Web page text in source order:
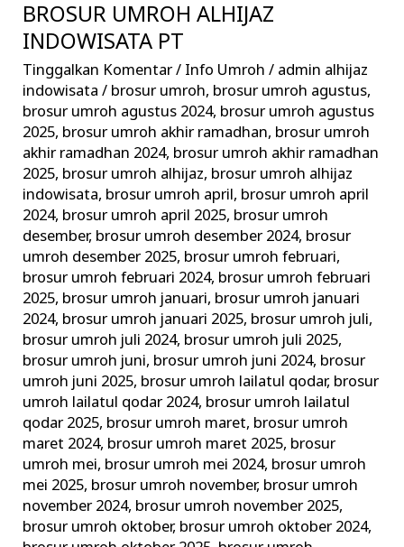
BROSUR UMROH ALHIJAZ
INDOWISATA PT
Tinggalkan Komentar/ Info Umroh / admin alhijaz
indowisata/ brosur umroh, brosur umroh agustus,
brosur umroh agustus 2024, brosur umroh agustus
2025, brosur umroh akhir ramadhan, brosur umroh
akhir ramadhan 2024, brosur umroh akhir ramadhan
2025, brosur umroh alhijaz, brosur umroh alhijaz
indowisata, brosur umroh april, brosur umroh april
2024, brosur umroh april 2025, brosur umroh
desember, brosur umroh desember 2024, brosur
umroh desember 2025, brosur umroh februari,
brosur umroh februari 2024, brosur umroh februari
2025, brosur umroh januari, brosur umroh januari
2024, brosur umroh januari 2025, brosur umroh juli,
brosur umroh juli 2024, brosur umroh juli 2025,
brosur umroh juni, brosur umroh juni 2024, brosur
umroh juni 2025, brosur umroh lailatul qodar, brosur
umroh lailatul qodar 2024, brosur umroh lailatul
qodar 2025, brosur umroh maret, brosur umroh
maret 2024, brosur umroh maret 2025, brosur
umroh mei, brosur umroh mei 2024, brosur umroh
mei 2025, brosur umroh november, brosur umroh
november 2024, brosur umroh november 2025,
brosur umroh oktober, brosur umroh oktober 2024,
BROSUR
UMROH
ALHIJAZ
INDOWISATA
PT